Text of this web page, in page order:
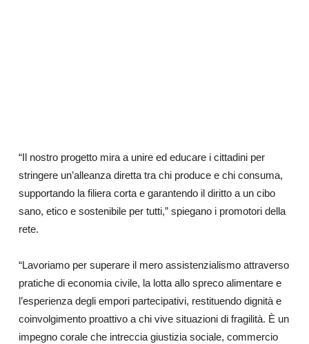
“Il nostro progetto mira a unire ed educare i cittadini per
stringere un’alleanza diretta tra chi produce e chi consuma,
supportando la filiera corta e garantendo il diritto a un cibo
sano, etico e sostenibile per tutti,” spiegano i promotori della
rete.
“Lavoriamo per superare il mero assistenzialismo attraverso
pratiche di economia civile, la lotta allo spreco alimentare e
l’esperienza degli empori partecipativi, restituendo dignità e
coinvolgimento proattivo a chi vive situazioni di fragilità. È un
impegno corale che intreccia giustizia sociale, commercio